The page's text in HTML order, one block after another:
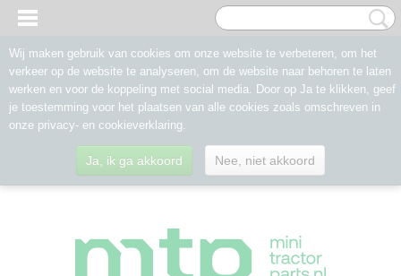
Wij maken gebruik van cookies om onze website te verbeteren, om het
verkeer op de website te analyseren, om de website naar behoren te laten
werken en voor de koppeling met social media. Door op Ja te klikken, geef
je toestemming voor het plaatsen van alle cookies zoals omschreven in
onze privacy- en cookieverklaring.
Ja, ik ga akkoord Nee, niet akkoord